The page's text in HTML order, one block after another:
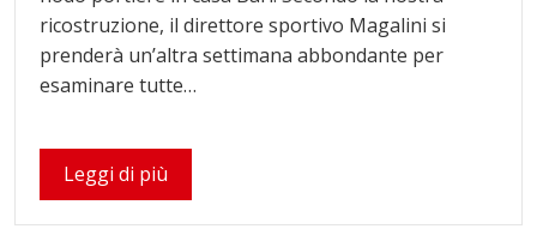
ricostruzione, il direttore sportivo Magalini si
prenderà un’altra settimana abbondante per
esaminare tutte…
Leggi di più